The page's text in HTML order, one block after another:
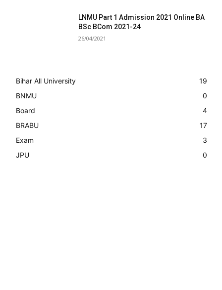
LNMU Part 1 Admission 2021 Online BA
BSc BCom 2021-24
26/04/2021
Bihar All University
19
BNMU
0
Board
4
BRABU
17
Exam
3
JPU
0